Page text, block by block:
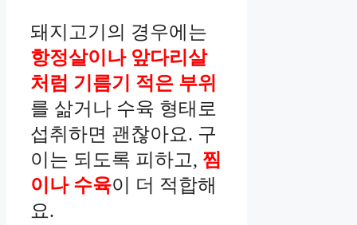
돼지고기의 경우에는
항정살이나 앞다리살
처럼 기름기 적은 부위
를 삶거나 수육 형태로
섭취하면 괜찮아요. 구
이는 되도록 피하고, 찜
이나 수육이 더 적합해
요.